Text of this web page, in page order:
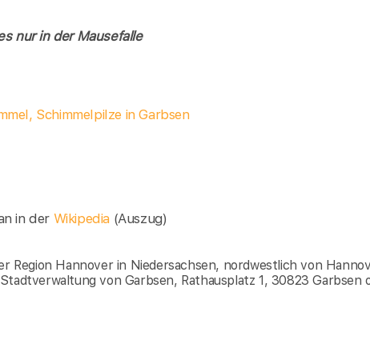
nur in der Mausefalle
Schimmelpilze in Garbsen
in der Wikipedia (Auszug)
Region Hannover in Niedersachsen, nordwestlich von
von Garbsen, Rathausplatz 1, 30823 Garbsen